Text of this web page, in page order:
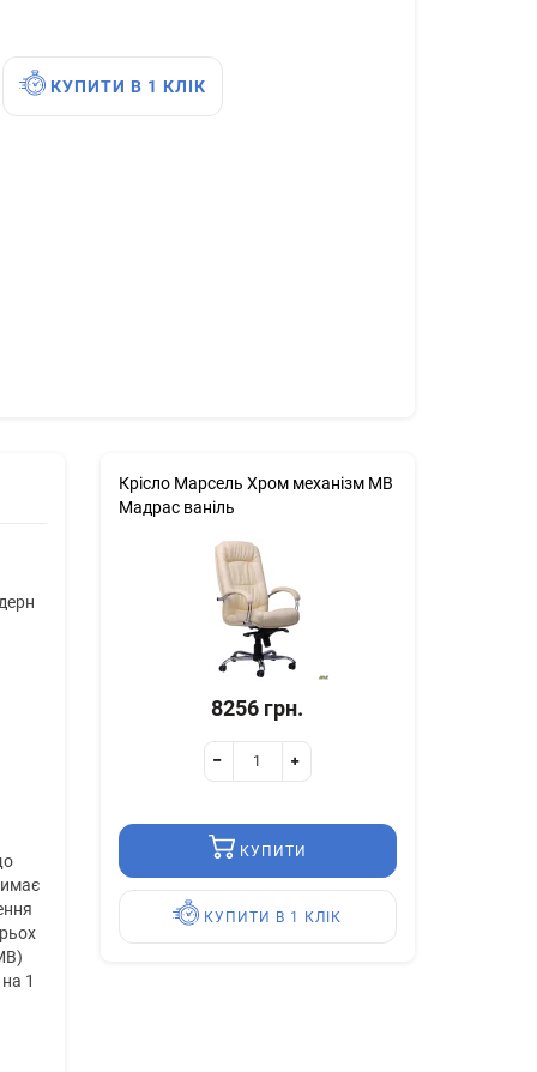
КУПИТИ В 1 КЛІК
1
Крісло Марсель Хром механізм МВ
Мадрас ваніль
8256 грн.
КУПИТИ
КУПИТИ В 1 КЛІК